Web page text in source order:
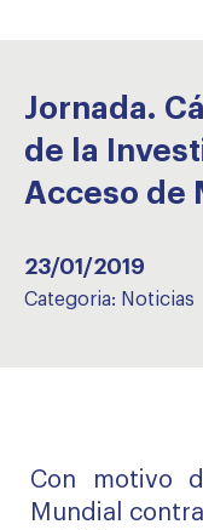
Jornada.
de la
Acceso de
23/01/2019
Categoria: Noticias
Con motivo
Mundial